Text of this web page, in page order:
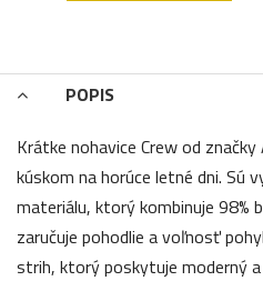
POPIS
Krátke nohavice Crew od
kúskom na horúce letné dni. Sú
materiálu, ktorý kombinuje 98%
zaručuje pohodlie a voľnosť
strih, ktorý poskytuje moderný